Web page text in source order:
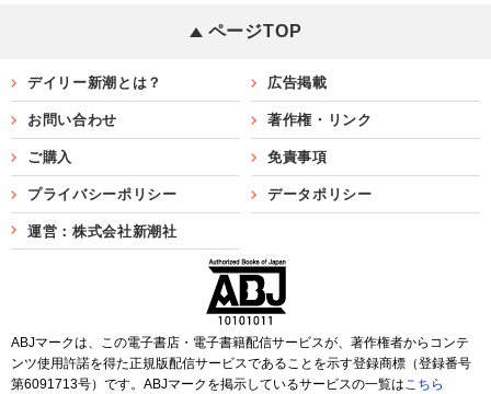
ページTOP
デイリー新潮とは？ 広告掲載
お問い合わせ 著作権・リンク
ご購入 免責事項
プライバシーポリシー データポリシー
運営：株式会社新潮社
ABJマークは、この電子書店・電子書籍配信サービスが、著作権者からコンテ
ンツ使用許諾を得た正規版配信サービスであることを示す登録商標（登録番号
第6091713号）です。ABJマークを掲示しているサービスの一覧はこちら